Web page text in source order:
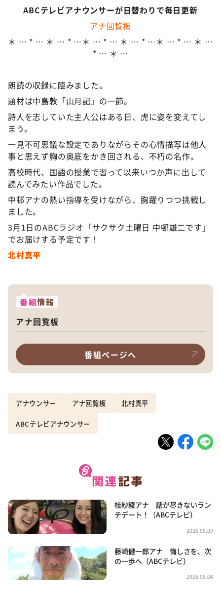
ザキ山小屋本館
アナ回覧板
ABCテレビアナウンサーが日替わりで毎日更新
アナ回覧板
＊ … * … ＊ … * …＊ … * … ＊ … * …＊ … * … ＊ …
* … ＊ …
朗読の収録に臨みました。
題材は中島敦「山月記」の一節。
詩人を志していた主人公はある日、虎に姿を変えてし
まう。
一見不可思議な設定でありながらその心情描写は他人
事と思えず胸の奥底をかき回される、不朽の名作。
高校時代、国語の授業で習って以来いつか声に出して
読んでみたい作品でした。
中邨アナの熱い指導を受けながら、胸躍りつつ挑戦し
ました。
3月1日のABCラジオ「サクサク土曜日 中邨雄二です」
でお届けする予定です！
北村真平
番組情報
アナ回覧板
番組ページへ
アナウンサー アナ回覧板 北村真平
ABCテレビアナウンサー
桂紗綾アナ 話が尽きないラン
チデート！（ABCテレビ）
2026.08.09
藤崎健一郎アナ 悔しさを、次
の一歩へ（ABCテレビ）
2026.08.04